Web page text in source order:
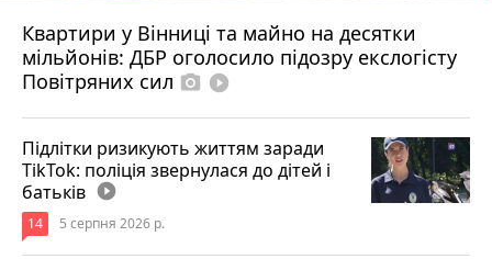
Квартири у Вінниці та майно на десятки
мільйонів: ДБР оголосило підозру екслогісту
Повітряних сил photo_camera play_circle_filled
Вчора о 10:37
Підлітки ризикують життям заради
TikTok: поліція звернулася до дітей і
батьків play_circle_filled
14 5 серпня 2026 р.